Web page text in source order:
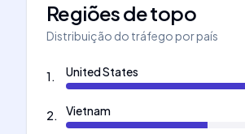
Regiões de topo
Distribuição do tráfego por país
1. United States
2. Vietnam